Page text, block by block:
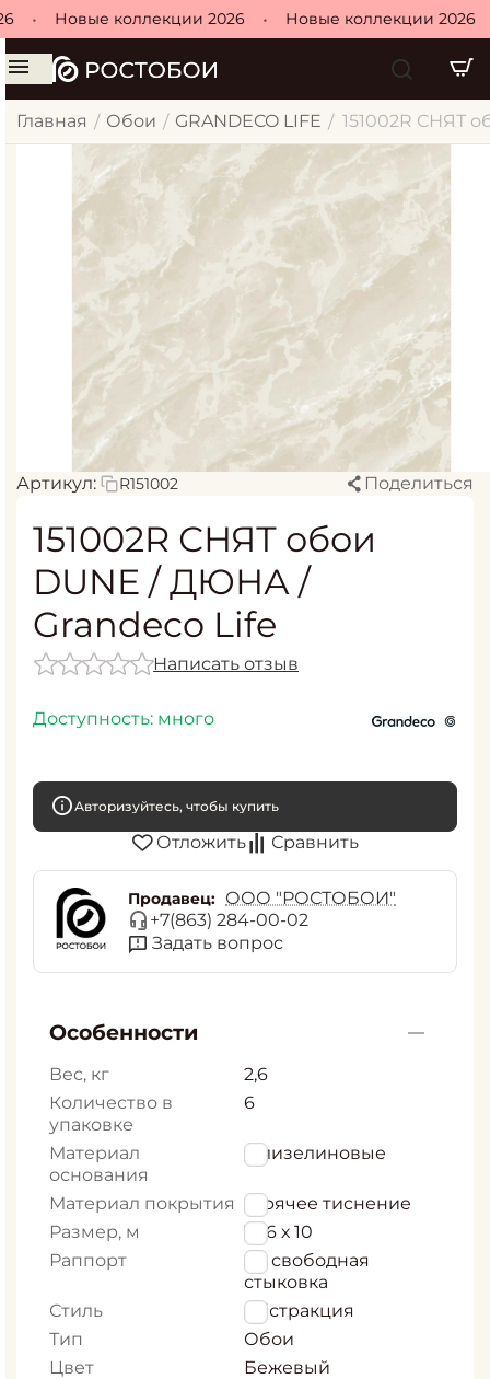
Новые коллекции 2026 Новые коллекции 2026
Главная / Обои / GRANDECO LIFE / 151002R СНЯТ
Артикул: R151002 Поделиться
151002R СНЯТ обои
DUNE / ДЮНА /
Grandeco Life
Написать отзыв
Доступность: много
Авторизуйтесь, чтобы купить
Отложить Сравнить
Продавец: ООО "РОСТОБОИ"
+7(863) 284-00-02
Задать вопрос
Особенности
Вес, кг
2,6
Количество в
упаковке
6
Материал
основания
Флизелиновые
Материал покрытия Горячее тиснение
Размер, м
1,06 х 10
Раппорт
64 свободная
стыковка
Стиль
Абстракция
Тип
Обои
Цвет
Бежевый